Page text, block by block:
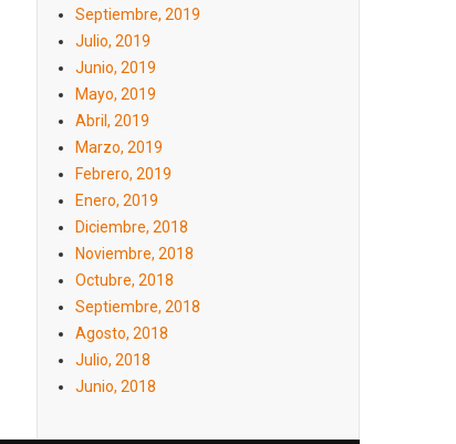
Septiembre, 2019
Julio, 2019
Junio, 2019
Mayo, 2019
Abril, 2019
Marzo, 2019
Febrero, 2019
Enero, 2019
Diciembre, 2018
Noviembre, 2018
Octubre, 2018
Septiembre, 2018
Agosto, 2018
Julio, 2018
Junio, 2018